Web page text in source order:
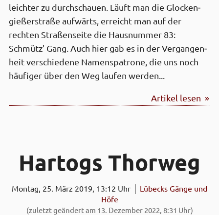
leichter zu durch­schauen. Läuft man die Glocken­
gießer­straße aufwärts, erreicht man auf der
rechten Straßen­seite die Haus­nummer 83:
Schmütz' Gang. Auch hier gab es in der Vergangen­
heit verschiedene Namens­patrone, die uns noch
häufiger über den Weg laufen werden...
Artikel lesen »
Hartogs Thor­weg
Montag, 25. März 2019, 13:12 Uhr │ Lübecks Gänge und
Höfe
(zuletzt geändert am 13. Dezember 2022, 8:31 Uhr)